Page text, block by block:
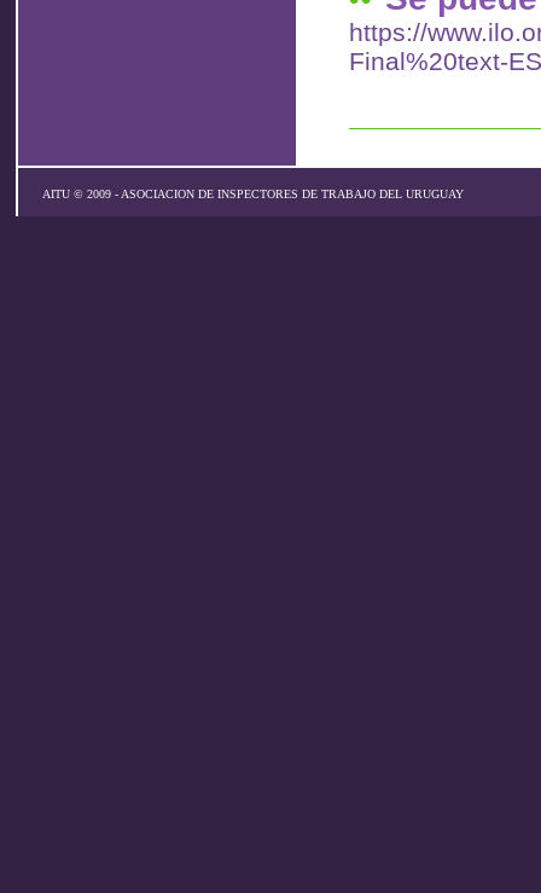
https://
Final%20text-
AITU © 2009 - ASOCIACION DE INSPECTORES DE TRABAJO DEL URUGUAY